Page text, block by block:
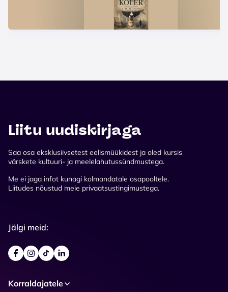
Liitu uudiskirjaga
Saa osa eksklusiivsetest eelismüükidest ja oled kursis
värskete kultuuri- ja meelelahutussündmustega.
Me ei jaga infot kunagi kolmandatale osapooltele.
Liitudes nõustud meie privaatsustingimustega.
Jälgi meid:
Korraldajatele